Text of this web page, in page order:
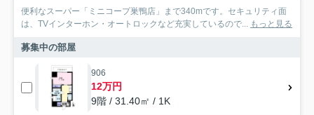
便利なスーパー「ミニコープ巣鴨店」まで340mです。セキュリティ面
は、TVインターホン・オートロックなど充実しているので... もっと見る
募集中の部屋
906
12万円
9階 / 31.40㎡ / 1K